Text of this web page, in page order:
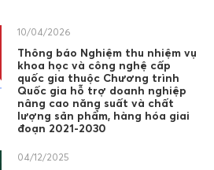
10/04/2026
Thông báo Nghiệm thu nhiệm vụ
khoa học và công nghệ cấp
quốc gia thuộc Chương trình
Quốc gia hỗ trợ doanh nghiệp
nâng cao năng suất và chất
lượng sản phẩm, hàng hóa giai
đoạn 2021-2030
04/12/2025